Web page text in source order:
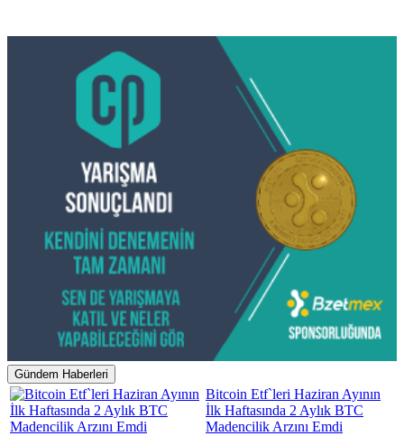
Gündem Haberleri
Bitcoin Etf`leri Haziran Ayının
İlk Haftasında 2 Aylık BTC
Madencilik Arzını Emdi